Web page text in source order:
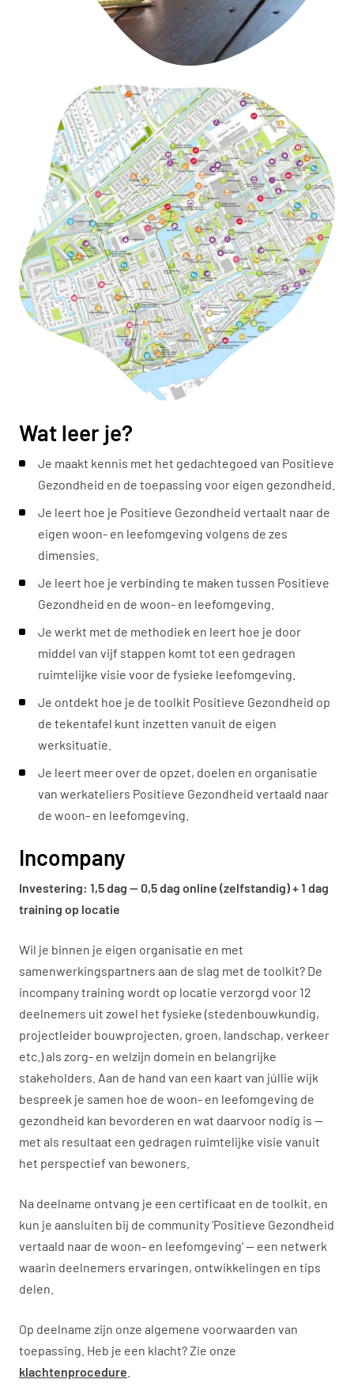
Wat leer je?
Je maakt kennis met het gedachtegoed van Positieve
Gezondheid en de toepassing voor eigen gezondheid.
Je leert hoe je Positieve Gezondheid vertaalt naar de
eigen woon- en leefomgeving volgens de zes
dimensies.
Je leert hoe je verbinding te maken tussen Positieve
Gezondheid en de woon- en leefomgeving.
Je werkt met de methodiek en leert hoe je door
middel van vijf stappen komt tot een gedragen
ruimtelijke visie voor de fysieke leefomgeving.
Je ontdekt hoe je de toolkit Positieve Gezondheid op
de tekentafel kunt inzetten vanuit de eigen
werksituatie.
Je leert meer over de opzet, doelen en organisatie
van werkateliers Positieve Gezondheid vertaald naar
de woon- en leefomgeving.
Incompany
Investering: 1,5 dag — 0,5 dag online (zelfstandig) + 1 dag
training op locatie
Wil je binnen je eigen organisatie en met
samenwerkingspartners aan de slag met de toolkit? De
incompany training wordt op locatie verzorgd voor 12
deelnemers uit zowel het fysieke (stedenbouwkundig,
projectleider bouwprojecten, groen, landschap, verkeer
etc.) als zorg- en welzijn domein en belangrijke
stakeholders. Aan de hand van een kaart van júllie wijk
bespreek je samen hoe de woon- en leefomgeving de
gezondheid kan bevorderen en wat daarvoor nodig is —
met als resultaat een gedragen ruimtelijke visie vanuit
het perspectief van bewoners.
Na deelname ontvang je een certificaat en de toolkit, en
kun je aansluiten bij de community ‘Positieve Gezondheid
vertaald naar de woon- en leefomgeving’ — een netwerk
waarin deelnemers ervaringen, ontwikkelingen en tips
delen.
Op deelname zijn onze algemene voorwaarden van
toepassing. Heb je een klacht? Zie onze
klachtenprocedure